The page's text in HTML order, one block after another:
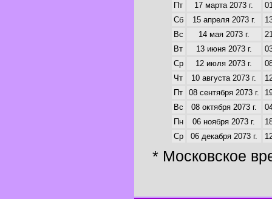
Пт
17 марта 2073 г.
Сб
15 апреля 2073 г.
Вс
14 мая 2073 г.
Вт
13 июня 2073 г.
Ср
12 июля 2073 г.
Чт
10 августа 2073 г.
Пт
08 сентября 2073 г.
Вс
08 октября 2073 г.
Пн
06 ноября 2073 г.
Ср
06 декабря 2073 г.
* Московское